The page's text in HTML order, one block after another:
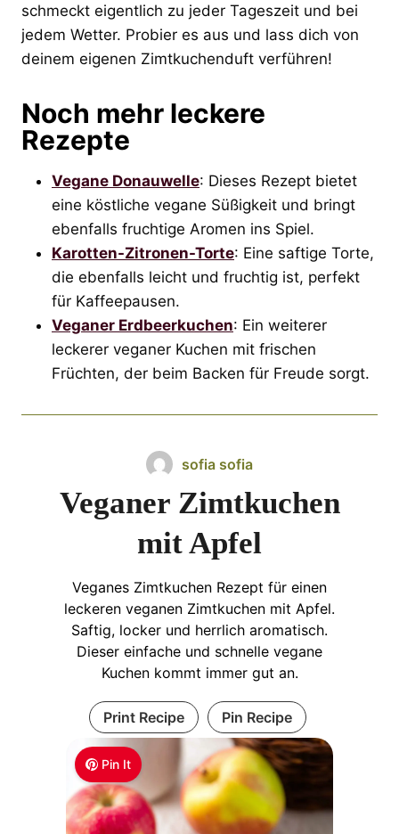
schmeckt eigentlich zu jeder Tageszeit und bei
jedem Wetter. Probier es aus und lass dich von
deinem eigenen Zimtkuchenduft verführen!
Noch mehr leckere
Rezepte
Vegane Donauwelle: Dieses Rezept bietet
eine köstliche vegane Süßigkeit und bringt
ebenfalls fruchtige Aromen ins Spiel.
Karotten-Zitronen-Torte: Eine saftige Torte,
die ebenfalls leicht und fruchtig ist, perfekt
für Kaffeepausen.
Veganer Erdbeerkuchen: Ein weiterer
leckerer veganer Kuchen mit frischen
Früchten, der beim Backen für Freude sorgt.
Pin It
sofia sofia
Veganer Zimtkuchen
mit Apfel
Veganes Zimtkuchen Rezept für einen
leckeren veganen Zimtkuchen mit Apfel.
Saftig, locker und herrlich aromatisch.
Dieser einfache und schnelle vegane
Kuchen kommt immer gut an.
Print Recipe Pin Recipe